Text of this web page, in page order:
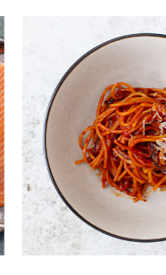
ספגטי אסיסינה
משנה ששוברת את כל המוסכמות